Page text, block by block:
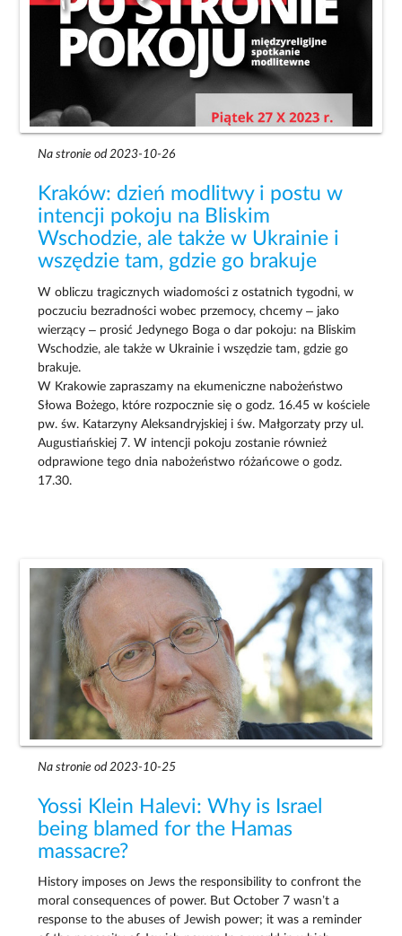
Na stronie od 2023-10-26
Kraków: dzień modlitwy i postu w
intencji pokoju na Bliskim
Wschodzie, ale także w Ukrainie i
wszędzie tam, gdzie go brakuje
W obliczu tragicznych wiadomości z ostatnich tygodni, w
poczuciu bezradności wobec przemocy, chcemy – jako
wierzący – prosić Jedynego Boga o dar pokoju: na Bliskim
Wschodzie, ale także w Ukrainie i wszędzie tam, gdzie go
brakuje.
W Krakowie zapraszamy na ekumeniczne nabożeństwo
Słowa Bożego, które rozpocznie się o godz. 16.45 w kościele
pw. św. Katarzyny Aleksandryjskiej i św. Małgorzaty przy ul.
Augustiańskiej 7. W intencji pokoju zostanie również
odprawione tego dnia nabożeństwo różańcowe o godz.
17.30.
Na stronie od 2023-10-25
Yossi Klein Halevi: Why is Israel
being blamed for the Hamas
massacre?
History imposes on Jews the responsibility to confront the
moral consequences of power. But October 7 wasn’t a
response to the abuses of Jewish power; it was a reminder